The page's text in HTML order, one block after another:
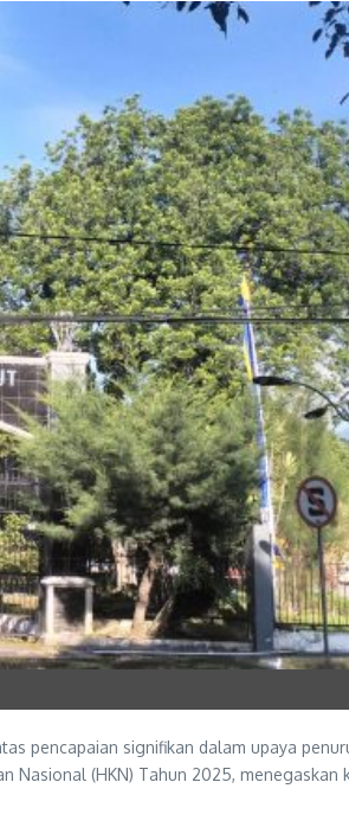
pencapaian signifikan dalam upaya
Nasional (HKN) Tahun 2025,